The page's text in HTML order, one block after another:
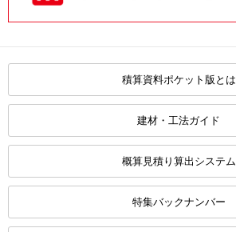
積算資料ポケット版とは
建材・工法ガイド
概算見積り算出システム
特集バックナンバー